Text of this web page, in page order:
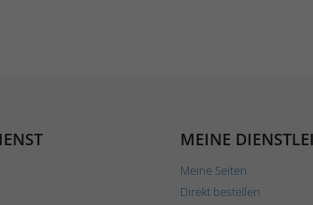
MEINE
Meine Seiten
Direkt bestellen